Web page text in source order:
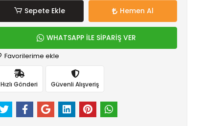
Sepete Ekle Hemen Al
WHATSAPP İLE SİPARİŞ VER
Favorilerime ekle
Hızlı Gönderi Güvenli Alışveriş